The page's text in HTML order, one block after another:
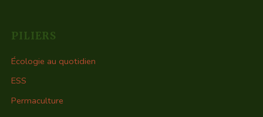
PILIERS
Écologie au quotidien
ESS
Permaculture